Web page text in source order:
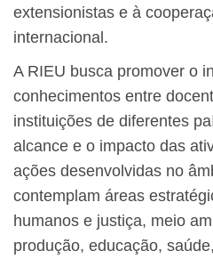
extensionistas e à
internacional.
A RIEU busca promover o
conhecimentos entre
instituições de diferentes
alcance e o impacto das
ações desenvolvidas no
contemplam áreas
humanos e justiça, meio
produção, educação,